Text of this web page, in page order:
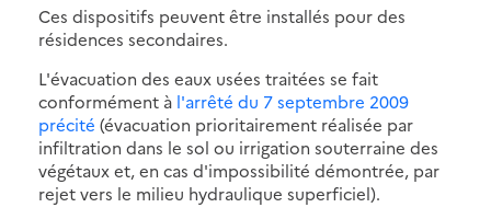
Ces dispositifs peuvent être installés pour des
résidences secondaires.
L'évacuation des eaux usées traitées se fait
conformément à l'arrêté du 7 septembre 2009
précité (évacuation prioritairement réalisée par
infiltration dans le sol ou irrigation souterraine des
végétaux et, en cas d'impossibilité démontrée, par
rejet vers le milieu hydraulique superficiel).